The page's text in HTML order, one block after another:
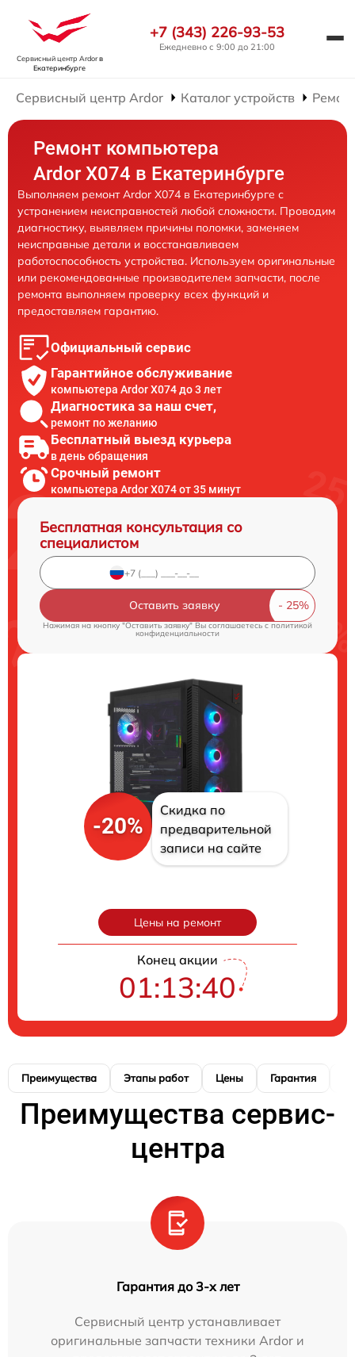
Сервисный центр Ardorв
Екатеринбурге
+7 (343) 226-93-53
Ежедневно с 9:00 до 21:00
Сервисный центр Ardor Каталог устройств
Ремонт компьютера
Ardor X074 в Екатеринбурге
Выполняем ремонт Ardor X074 в Екатеринбурге с
устранением неисправностей любой сложности. Проводим
диагностику, выявляем причины поломки, заменяем
неисправные детали и восстанавливаем
работоспособность устройства. Используем оригинальные
или рекомендованные производителем запчасти, после
ремонта выполняем проверку всех функций и
предоставляем гарантию.
Официальный сервис
Гарантийное обслуживание
компьютера Ardor X074 до 3 лет
Диагностика за наш счет,
ремонт по желанию
Бесплатный выезд курьера
в день обращения
Срочный ремонт
компьютера Ardor X074 от 35 минут
Бесплатная консультация со
специалистом
Оставить заявку
Нажимая на кнопку "Оставить заявку" Вы соглашаетесь cполитикой
конфиденциальности
-20%
Скидка по
предварительной
записи на сайте
Цены на ремонт
Конец акции
01:13:40
Преимущества Этапы работ Цены Гарантия
Преимущества сервис-
центра
Гарантия до 3-х лет
Сервисный центр устанавливает
оригинальные запчасти техники Ardor и